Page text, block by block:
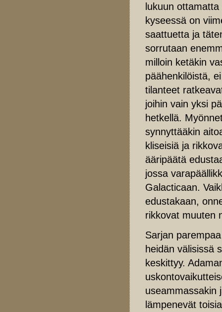
lukuun
kyseessä on
saattuetta ja
sorrutaan
milloin ketäkin
päähenkilöistä,
tilanteet
joihin vain yksi
hetkellä.
synnyttääkin
kliseisiä ja
ääripäätä
jossa
Galacticaan.
edustakaan,
rikkovat muuten
Sarjan
heidän välisissä
keskittyy.
useammassakin
lämpenevät